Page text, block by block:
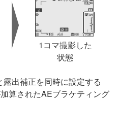
1コマ撮影した
状態
出補正を同時に設定する
算されたAEブラケティング